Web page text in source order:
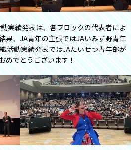
実績発表は、各ブロックの代表者によ
果、JA青年の主張ではJAいみず野青年
活動実績発表ではJAたいせつ青年部が
めでとうございます！